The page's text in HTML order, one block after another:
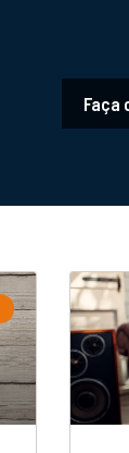
Faça